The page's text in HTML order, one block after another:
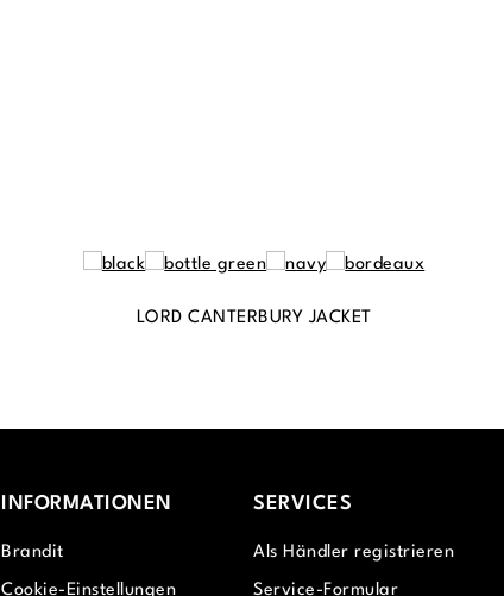
LORD CANTERBURY JACKET
INFORMATIONEN
Brandit
Cookie-Einstellungen
SERVICES
Als Händler registrieren
Service-Formular